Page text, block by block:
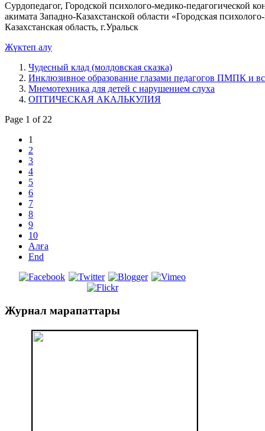
Сурдопедагог, Городской психолого-медико-педагогической
акимата Западно-Казахстанской области «Городская
Казахстанская область, г.Уральск
Жүктеп алу
Чудесный клад (молдовская сказка)
Инклюзивное образование глазами педагогов ПМПК и
Мнемотехника для детей с нарушением слуха
ОПТИЧЕСКАЯ АКАЛЬКУЛИЯ
Page 1 of 22
1
2
3
4
5
6
7
8
9
10
Алға
End
Журнал марапаттары